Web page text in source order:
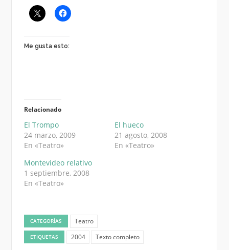
Me gusta esto:
Relacionado
El Trompo
24 marzo, 2009
En «Teatro»
El hueco
21 agosto, 2008
En «Teatro»
Montevideo relativo
1 septiembre, 2008
En «Teatro»
CATEGORÍAS Teatro
ETIQUETAS 2004 Texto completo